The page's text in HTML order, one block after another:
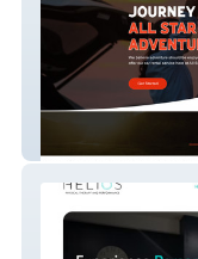
All Star Adventures